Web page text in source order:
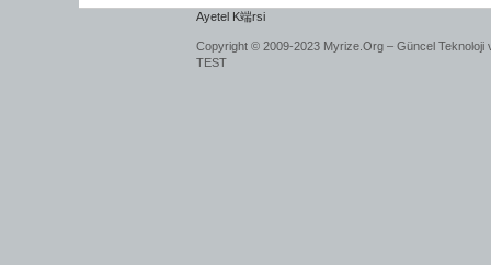
Ayetel K端rsi
Copyright © 2009-2023 Myrize.Org – Güncel Teknoloji
TEST